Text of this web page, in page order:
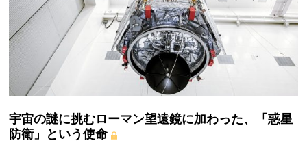
宇宙の謎に挑むローマン望遠鏡に加わった、「惑星
防衛」という使命